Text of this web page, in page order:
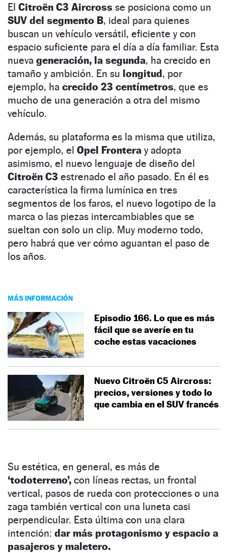
El Citroën C3 Aircross se posiciona como un
SUV del segmento B, ideal para quienes
buscan un vehículo versátil, eficiente y con
espacio suficiente para el día a día familiar. Esta
nueva generación, la segunda, ha crecido en
tamaño y ambición. En su longitud, por
ejemplo, ha crecido 23 centímetros, que es
mucho de una generación a otra del mismo
vehículo.
Además, su plataforma es la misma que utiliza,
por ejemplo, el Opel Frontera y adopta
asimismo, el nuevo lenguaje de diseño del
Citroën C3 estrenado el año pasado. En él es
característica la firma lumínica en tres
segmentos de los faros, el nuevo logotipo de la
marca o las piezas intercambiables que se
sueltan con solo un clip. Muy moderno todo,
pero habrá que ver cómo aguantan el paso de
los años.
MÁS INFORMACIÓN
Episodio 166. Lo que es más
fácil que se averíe en tu
coche estas vacaciones
Nuevo Citroën C5 Aircross:
precios, versiones y todo lo
que cambia en el SUV francés
Su estética, en general, es más de
‘todoterreno’, con líneas rectas, un frontal
vertical, pasos de rueda con protecciones o una
zaga también vertical con una luneta casi
perpendicular. Esta última con una clara
intención: dar más protagonismo y espacio a
pasajeros y maletero.